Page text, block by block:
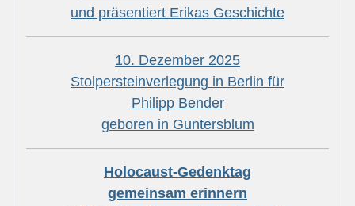
und präsentiert Erikas Geschichte
10. Dezember 2025
Stolpersteinverlegung in Berlin für
Philipp Bender
geboren in Guntersblum
Holocaust-Gedenktag
gemeinsam erinnern